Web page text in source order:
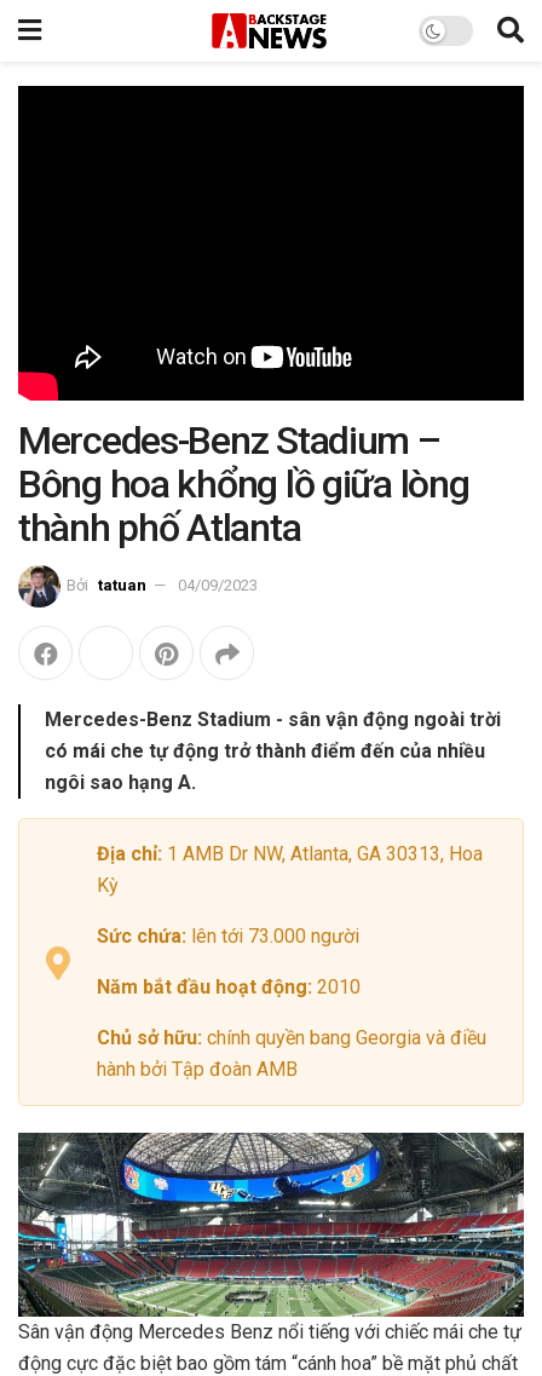
Mercedes-Benz Stadium –
Bông hoa khổng lồ giữa lòng
thành phố Atlanta
Bởi tatuan 04/09/2023
Mercedes-Benz Stadium - sân vận động ngoài trời
có mái che tự động trở thành điểm đến của nhiều
ngôi sao hạng A.
Địa chỉ: 1 AMB Dr NW, Atlanta, GA 30313, Hoa
Kỳ
Sức chứa: lên tới 73.000 người
Năm bắt đầu hoạt động: 2010
Chủ sở hữu: chính quyền bang Georgia và điều
hành bởi Tập đoàn AMB
Sân vận động Mercedes Benz nổi tiếng với chiếc mái che tự
động cực đặc biệt bao gồm tám “cánh hoa” bề mặt phủ chất